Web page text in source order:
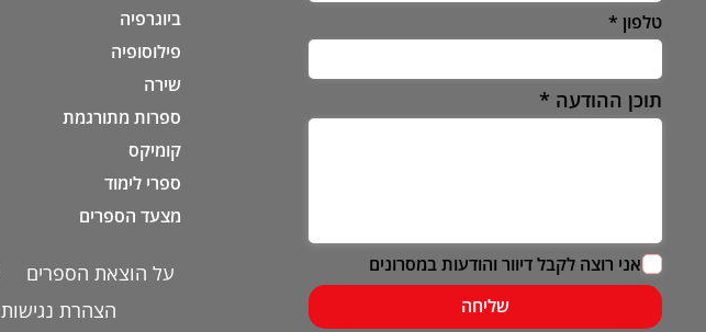
טלפון
תוכן ההודעה
אני רוצה לקבל דיוור והודעות במסרונים
שליחה
ביוגרפיה
פילוסופיה
שירה
ספרות מתורגמת
קומיקס
ספרי לימוד
מצעד הספרים
על הוצאת הספרים
הצהרת נגישות